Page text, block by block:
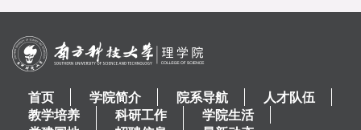
首页 学院简介 院系导航
人才队伍
教学培养
科研工作
学院生活